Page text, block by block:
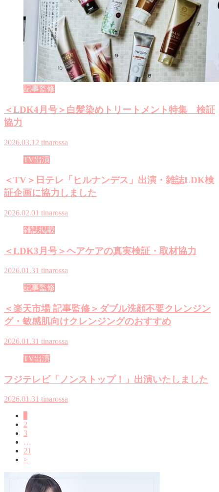
記事監修
＜LDK4月号＞白髪染めトリートメント特集 検証
協力
2026.03.12 tinarossa
TV出演
＜TV＞日テレ「ヒルナンデス」出演・雑誌LDK検
証企画に協力しました
2026.02.01 tinarossa
雑誌掲載
＜LDK3月号＞ヘアケアの真実検証・取材協力
2026.01.31 tinarossa
記事監修
＜楽天市場 記事監修＞ダブル洗顔不要クレンジン
グ・敏感肌向けクレンジングのおすすめ
2026.01.31 tinarossa
TV出演
フジテレビ「ノンストップ！」出演いたしました
2026.01.31 tinarossa
2
3
…
21
>